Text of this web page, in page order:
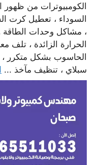
الكومبيوترات من ظهور
السوداء ، تعطيل كرت
، مشاكل وحدات الطاقة
الحرارة الزائدة ، تلف
الحاسوب بشكل متكرر ،
سبلاي ، تنظيف مآخذ ...